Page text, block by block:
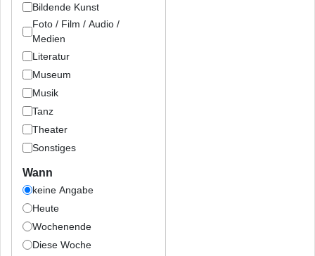
Bildende Kunst
Foto / Film / Audio /
Medien
Literatur
Museum
Musik
Tanz
Theater
Sonstiges
Wann
keine Angabe
Heute
Wochenende
Diese Woche